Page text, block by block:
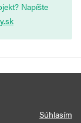
Napíšte
Súhlasím